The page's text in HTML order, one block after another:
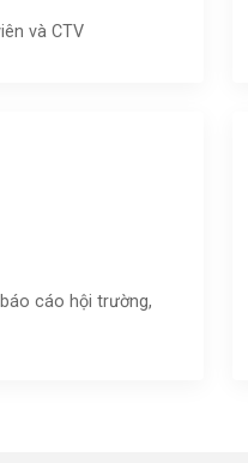
và CTV
cáo hội trường,